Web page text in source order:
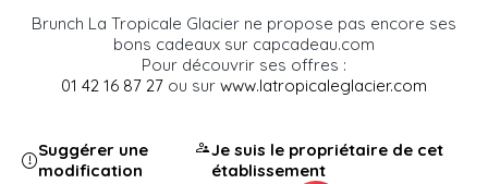
Brunch La Tropicale Glacier ne propose pas encore ses
bons cadeaux sur capcadeau.com
Pour découvrir ses offres :
01 42 16 87 27 ou sur www.latropicaleglacier.com
Suggérer une
modification
Je suis le propriétaire de cet
établissement